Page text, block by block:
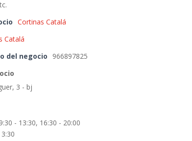
Cortinas Catalá
Catalá
del negocio
966897825
3 - bj
- 13:30, 16:30 - 20:00